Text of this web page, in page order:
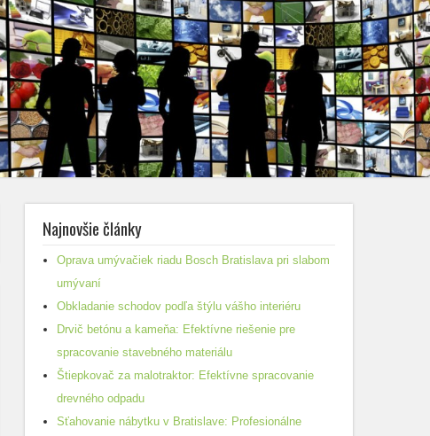
Najnovšie články
Oprava umývačiek riadu Bosch Bratislava pri slabom
umývaní
Obkladanie schodov podľa štýlu vášho interiéru
Drvič betónu a kameňa: Efektívne riešenie pre
spracovanie stavebného materiálu
Štiepkovač za malotraktor: Efektívne spracovanie
drevného odpadu
Sťahovanie nábytku v Bratislave: Profesionálne